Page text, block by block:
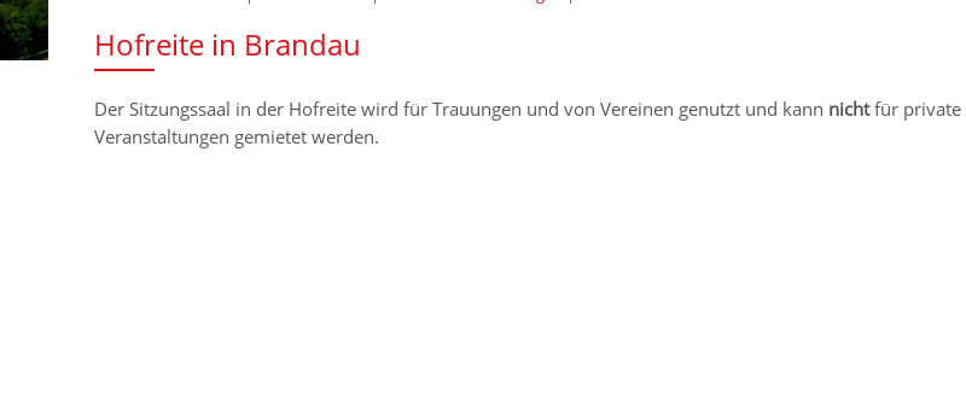
Hofreite in Brandau
Der Sitzungssaal in der Hofreite wird für Trauungen und von Vereinen genutzt und kann nichtfür private
Veranstaltungen gemietet werden.